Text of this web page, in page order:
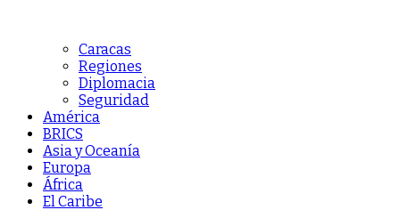
Caracas
Regiones
Diplomacia
Seguridad
América
BRICS
Asia y Oceanía
Europa
África
El Caribe